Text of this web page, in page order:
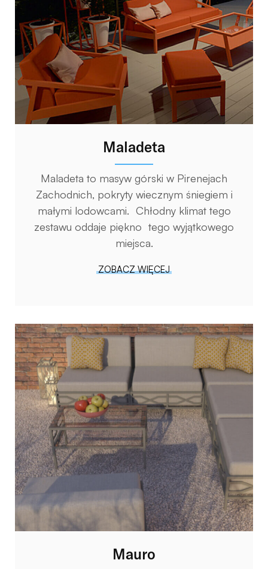
Maladeta
Maladeta to masyw górski w Pirenejach
Zachodnich, pokryty wiecznym śniegiem i
małymi lodowcami. Chłodny klimat tego
zestawu oddaje piękno tego wyjątkowego
miejsca.
ZOBACZ WIĘCEJ
Mauro